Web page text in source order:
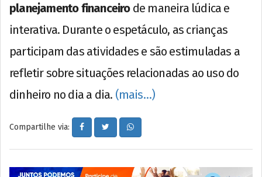
planejamento financeirode maneira lúdica e
interativa. Durante o espetáculo, as crianças
participam das atividades e são estimuladas a
refletir sobre situações relacionadas ao uso do
dinheiro no dia a dia. (mais…)
Compartilhe via: